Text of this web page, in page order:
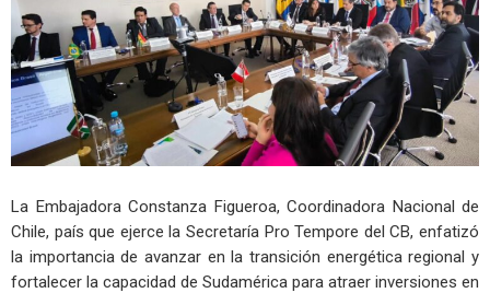
La Embajadora Constanza Figueroa, Coordinadora Nacional de
Chile, país que ejerce la Secretaría Pro Tempore del CB, enfatizó
la importancia de avanzar en la transición energética regional y
fortalecer la capacidad de Sudamérica para atraer inversiones en